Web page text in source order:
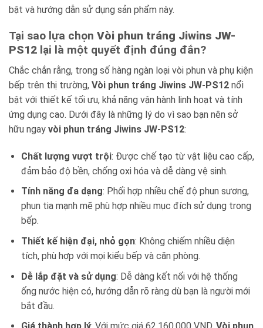
bật và hướng dẫn sử dụng sản phẩm này.
Tại sao lựa chọn Vòi phun tráng Jiwins JW-
PS12 lại là một quyết định đúng đắn?
Chắc chắn rằng, trong số hàng ngàn loại vòi phun và phụ kiện
bếp trên thị trường, Vòi phun tráng Jiwins JW-PS12 nổi
bật với thiết kế tối ưu, khả năng vận hành linh hoạt và tính
ứng dụng cao. Dưới đây là những lý do vì sao bạn nên sở
hữu ngay vòi phun tráng Jiwins JW-PS12:
Chất lượng vượt trội: Được chế tạo từ vật liệu cao cấp,
đảm bảo độ bền, chống oxi hóa và dễ dàng vệ sinh.
Tính năng đa dạng: Phối hợp nhiều chế độ phun sương,
phun tia mạnh mẽ phù hợp nhiều mục đích sử dụng trong
bếp.
Thiết kế hiện đại, nhỏ gọn: Không chiếm nhiều diện
tích, phù hợp với mọi kiểu bếp và căn phòng.
Dễ lắp đặt và sử dụng: Dễ dàng kết nối với hệ thống
ống nước hiện có, hướng dẫn rõ ràng dù bạn là người mới
bắt đầu.